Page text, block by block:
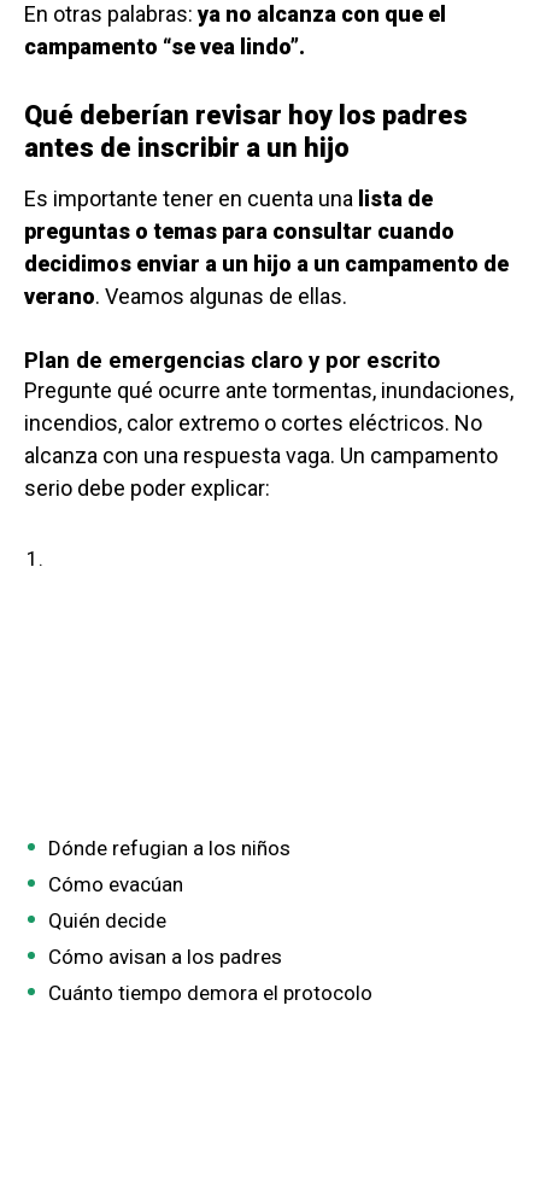
En otras palabras: ya no alcanza con que el
campamento “se vea lindo”.
Qué deberían revisar hoy los padres
antes de inscribir a un hijo
Es importante tener en cuenta una lista de
preguntas o temas para consultar cuando
decidimos enviar a un hijo a un campamento de
verano. Veamos algunas de ellas.
Plan de emergencias claro y por escrito
Pregunte qué ocurre ante tormentas, inundaciones,
incendios, calor extremo o cortes eléctricos. No
alcanza con una respuesta vaga. Un campamento
serio debe poder explicar:
Dónde refugian a los niños
Cómo evacúan
Quién decide
Cómo avisan a los padres
Cuánto tiempo demora el protocolo